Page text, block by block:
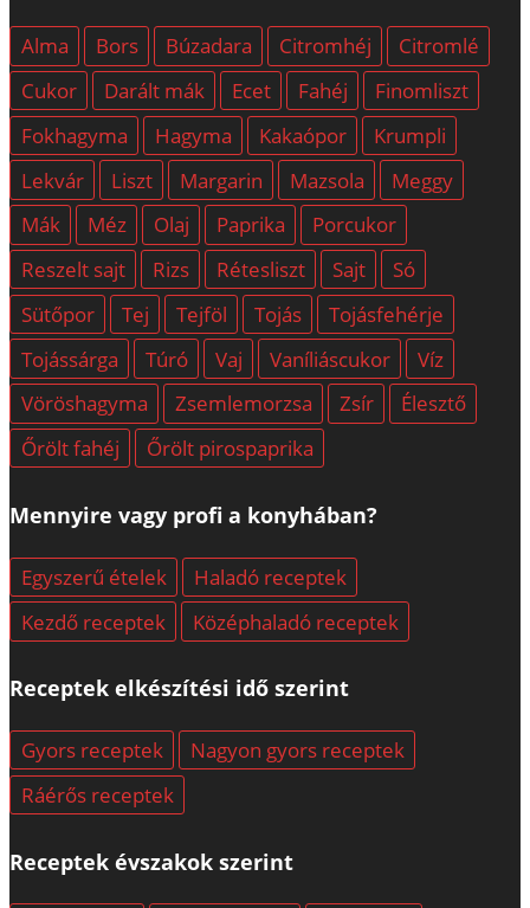
Alma Bors Búzadara Citromhéj
Citromlé
Cukor
Darált mák Ecet Fahéj
Finomliszt
Fokhagyma
Hagyma Kakaópor
Krumpli
Lekvár
Liszt Margarin Mazsola
Meggy
Mák
Méz Olaj Paprika
Porcukor
Reszelt sajt
Rizs Rétesliszt Sajt
Só
Sütőpor
Tej Tejföl Tojás
Tojásfehérje
Tojássárga
Túró Vaj Vaníliáscukor
Víz
Vöröshagyma
Zsemlemorzsa Zsír
Élesztő
Őrölt fahéj
Őrölt pirospaprika
Mennyire vagy profi a konyhában?
Egyszerű ételek
Haladó receptek
Kezdő receptek
Középhaladó receptek
Receptek elkészítési idő szerint
Gyors receptek
Nagyon gyors receptek
Ráérős receptek
Receptek évszakok szerint